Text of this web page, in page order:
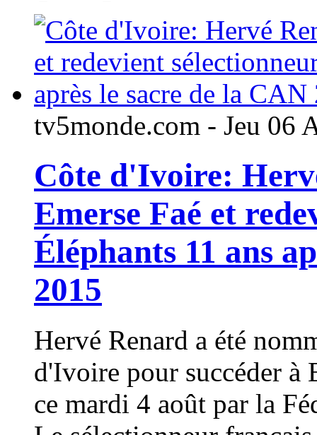
tv5monde.com - Jeu 06
Côte d'Ivoire:
Emerse Faé et
Éléphants 11 ans
2015
Hervé Renard a été
d'Ivoire pour succéder à
ce mardi 4 août par la